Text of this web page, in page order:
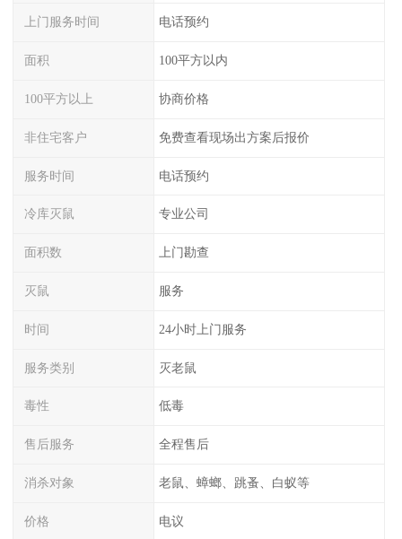
上门服务时间 电话预约
面积 100平方以内
100平方以上 协商价格
非住宅客户 免费查看现场出方案后报价
服务时间 电话预约
冷库灭鼠 专业公司
面积数 上门勘查
灭鼠 服务
时间 24小时上门服务
服务类别 灭老鼠
毒性 低毒
售后服务 全程售后
消杀对象 老鼠、蟑螂、跳蚤、白蚁等
价格 电议